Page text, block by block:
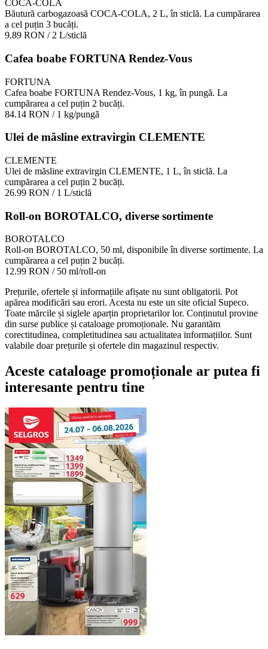
COCA-COLA
Băutură carbogazoasă COCA-COLA, 2 L, în sticlă. La cumpărarea
a cel puțin 3 bucăți.
9.89 RON / 2 L/sticlă
Cafea boabe FORTUNA Rendez-Vous
FORTUNA
Cafea boabe FORTUNA Rendez-Vous, 1 kg, în pungă. La
cumpărarea a cel puțin 2 bucăți.
84.14 RON / 1 kg/pungă
Ulei de măsline extravirgin CLEMENTE
CLEMENTE
Ulei de măsline extravirgin CLEMENTE, 1 L, în sticlă. La
cumpărarea a cel puțin 2 bucăți.
26.99 RON / 1 L/sticlă
Roll-on BOROTALCO, diverse sortimente
BOROTALCO
Roll-on BOROTALCO, 50 ml, disponibile în diverse sortimente. La
cumpărarea a cel puțin 2 bucăți.
12.99 RON / 50 ml/roll-on
Prețurile, ofertele și informațiile afișate nu sunt obligatorii. Pot
apărea modificări sau erori. Acesta nu este un site oficial Supeco.
Toate mărcile și siglele aparțin proprietarilor lor. Conținutul provine
din surse publice și cataloage promoționale. Nu garantăm
corectitudinea, completitudinea sau actualitatea informațiilor. Sunt
valabile doar prețurile și ofertele din magazinul respectiv.
Aceste cataloage promoționale ar putea fi
interesante pentru tine